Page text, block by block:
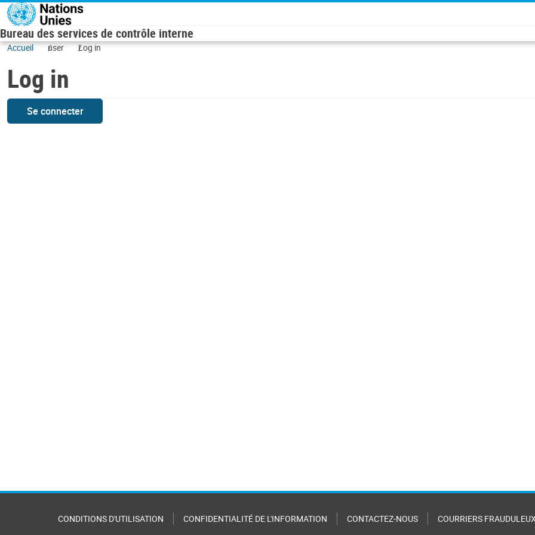
Skip to main content
Bureau des services de contrôle interne
Accueil user Log in
Log in
Se connecter
CONDITIONS D'UTILISATION CONFIDENTIALITÉ DE L'INFORMATION CONTACTEZ-NOUS COURRIERS